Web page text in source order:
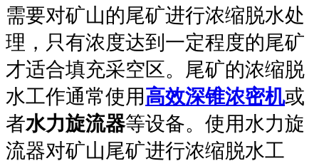
需要对矿山的尾矿进行浓缩脱水处
理，只有浓度达到一定程度的尾矿
才适合填充采空区。尾矿的浓缩脱
水工作通常使用高效深锥浓密机或
者水力旋流器等设备。使用水力旋
流器对矿山尾矿进行浓缩脱水工